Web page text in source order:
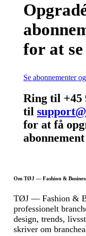
for at se
Se abonnementer
Ring til +45
til
for at få
abonnement
Om TØJ — Fashion &
TØJ — Fashion &
professionelt
design, trends,
skriver om